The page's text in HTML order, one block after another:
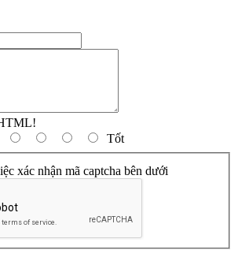
Tốt
xác nhận mã captcha bên dưới